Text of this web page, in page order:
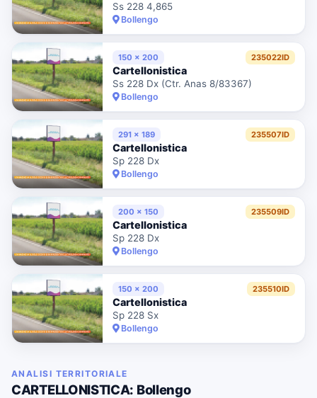
Ss 228 4,865
Bollengo
150 x 200 235022ID
Cartellonistica
Ss 228 Dx (Ctr. Anas 8/83367)
Bollengo
291 x 189 235507ID
Cartellonistica
Sp 228 Dx
Bollengo
200 x 150 235509ID
Cartellonistica
Sp 228 Dx
Bollengo
150 x 200 235510ID
Cartellonistica
Sp 228 Sx
Bollengo
ANALISI TERRITORIALE
CARTELLONISTICA: Bollengo